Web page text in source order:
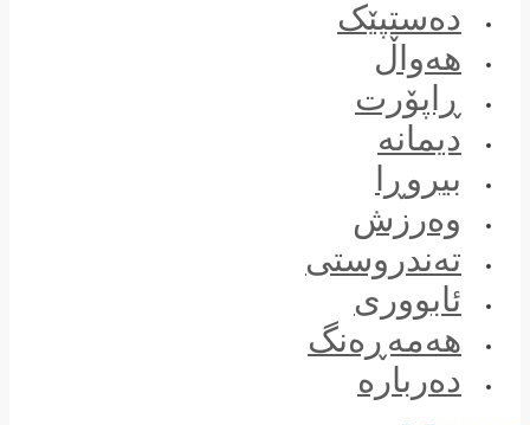
دەستپێک
هەواڵ
ڕاپۆرت
دیمانە
بیروڕا
وەرزش
تەندروستی
ئابووری
هەمەڕەنگ
دەربارە